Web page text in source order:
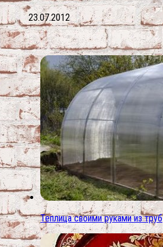
23.07.2012
Теплица своими руками из труб